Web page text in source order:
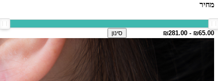
מחיר
סינון